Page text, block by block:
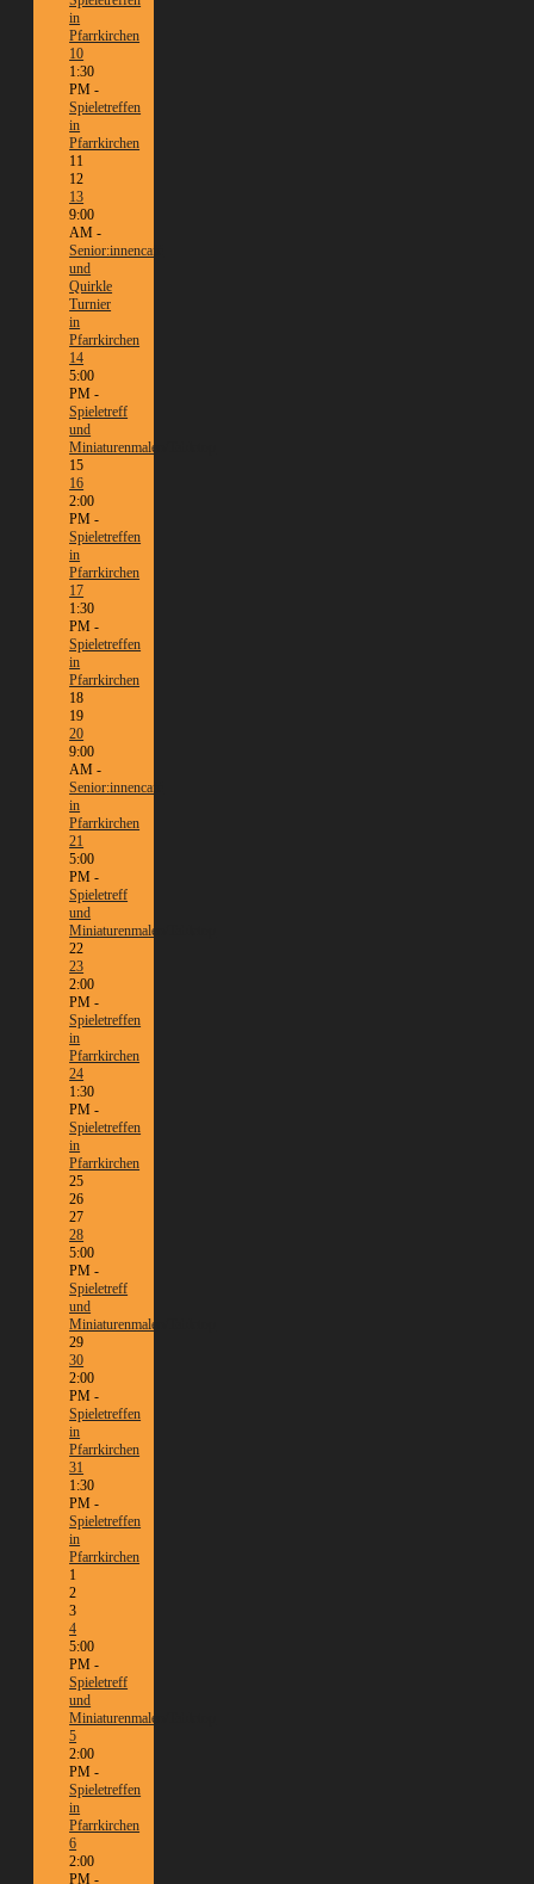
in
Pfarrkirchen
10
1:30
PM -
Spieletreffen
in
Pfarrkirchen
11
12
13
9:00
AM -
Senior:innencafé
und
Quirkle
Turnier
in
Pfarrkirchen
14
5:00
PM -
Spieletreff
und
Miniaturenmalen/Tabletop
15
16
2:00
PM -
Spieletreffen
in
Pfarrkirchen
17
1:30
PM -
Spieletreffen
in
Pfarrkirchen
18
19
20
9:00
AM -
Senior:innencafé
in
Pfarrkirchen
21
5:00
PM -
Spieletreff
und
Miniaturenmalen/Tabletop
22
23
2:00
PM -
Spieletreffen
in
Pfarrkirchen
24
1:30
PM -
Spieletreffen
in
Pfarrkirchen
25
26
27
28
5:00
PM -
Spieletreff
und
Miniaturenmalen/Tabletop
29
30
2:00
PM -
Spieletreffen
in
Pfarrkirchen
31
1:30
PM -
Spieletreffen
in
Pfarrkirchen
1
2
3
4
5:00
PM -
Spieletreff
und
Miniaturenmalen/Tabletop
5
2:00
PM -
Spieletreffen
in
Pfarrkirchen
6
2:00
PM -